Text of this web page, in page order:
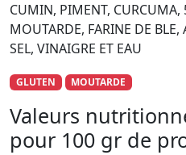
CUMIN, PIMENT, CURCUMA,
MOUTARDE, FARINE DE
SEL, VINAIGRE ET EAU
GLUTEN MOUTARDE
Valeurs
pour 100 gr de